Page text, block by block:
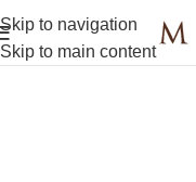
Skip to navigation
Skip to main content